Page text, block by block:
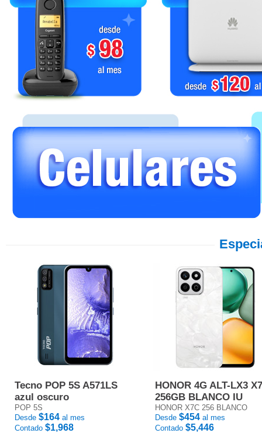
Tecno POP 5S A571LS
azul oscuro
POP 5S
Desde $164 al mes
Contado $1,968
HONOR 4G ALT-LX3
256GB BLANCO IU
HONOR X7C 256 BLANCO
Desde $454 al mes
Contado $5,446